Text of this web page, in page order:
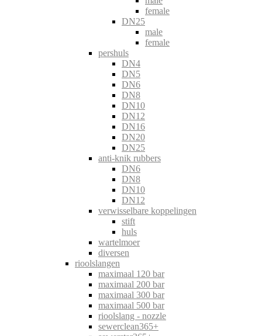
female
DN25
male
female
pershuls
DN4
DN5
DN6
DN8
DN10
DN12
DN16
DN20
DN25
anti-knik rubbers
DN6
DN8
DN10
DN12
verwisselbare koppelingen
stift
huls
wartelmoer
diversen
rioolslangen
maximaal 120 bar
maximaal 200 bar
maximaal 300 bar
maximaal 500 bar
rioolslang - nozzle
sewerclean365+